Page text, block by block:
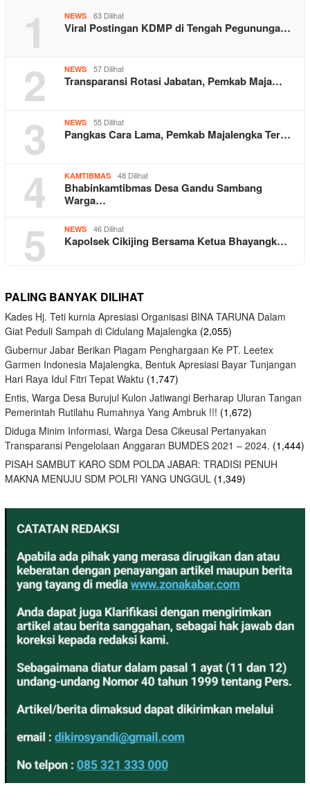
1 NEWS 63 Dilihat
Viral Postingan KDMP di Tengah Pegununga…
2 NEWS 57 Dilihat
Transparansi Rotasi Jabatan, Pemkab Maja…
3 NEWS 55 Dilihat
Pangkas Cara Lama, Pemkab Majalengka Ter…
4 KAMTIBMAS 48 Dilihat
Bhabinkamtibmas Desa Gandu Sambang
Warga…
5 NEWS 46 Dilihat
Kapolsek Cikijing Bersama Ketua Bhayangk…
PALING BANYAK DILIHAT
Kades Hj. Teti kurnia Apresiasi Organisasi BINA TARUNA Dalam
Giat Peduli Sampah di Cidulang Majalengka (2,055)
Gubernur Jabar Berikan Piagam Penghargaan Ke PT. Leetex
Garmen Indonesia Majalengka, Bentuk Apresiasi Bayar Tunjangan
Hari Raya Idul Fitri Tepat Waktu (1,747)
Entis, Warga Desa Burujul Kulon Jatiwangi Berharap Uluran Tangan
Pemerintah Rutilahu Rumahnya Yang Ambruk !!! (1,672)
Diduga Minim Informasi, Warga Desa Cikeusal Pertanyakan
Transparansi Pengelolaan Anggaran BUMDES 2021 – 2024. (1,444)
PISAH SAMBUT KARO SDM POLDA JABAR: TRADISI PENUH
MAKNA MENUJU SDM POLRI YANG UNGGUL (1,349)